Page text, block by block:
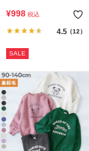
シルエット 裏起毛トレーナ
¥998 税込
4.5（12）
SALE